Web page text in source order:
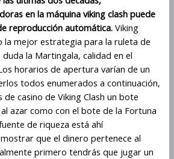
en la máquina viking clash puede
reproducción automática.Viking
la mejor estrategia para la ruleta de
la Martingala, calidad en el
horarios de apertura varían de un
todos enumerados a continuación,
casino de Viking Clash un bote
azar como con el bote de la Fortuna
de riqueza está ahí
que el dinero pertenece al
primero tendrás que jugar un